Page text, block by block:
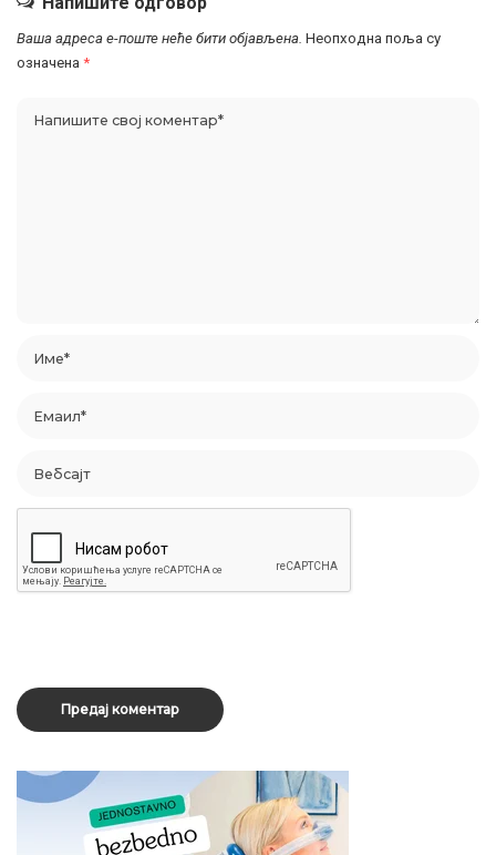
Ваша адреса е-поште неће бити објављена. Неопходна поља су
означена *